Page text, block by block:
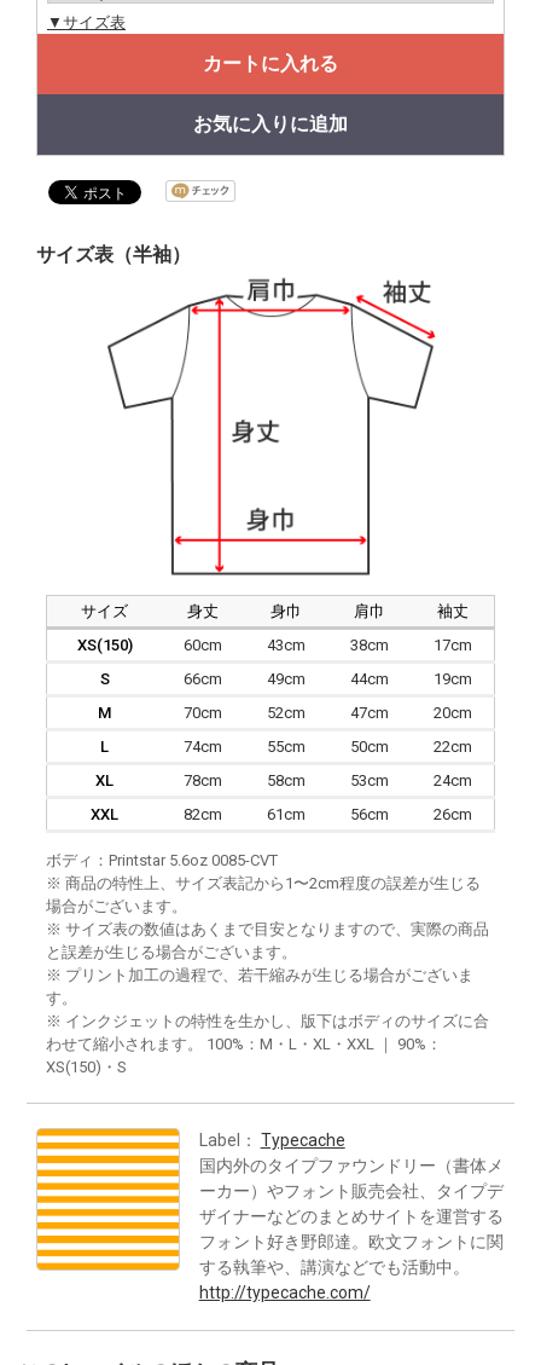
▼サイズ表
カートに入れる
お気に入りに追加
サイズ表（半袖）
サイズ 身丈 身巾 肩巾
袖丈
XS(150)
60cm 43cm 38cm
17cm
S
66cm 49cm 44cm
19cm
M
70cm 52cm 47cm
20cm
L
74cm 55cm 50cm
22cm
XL
78cm 58cm 53cm
24cm
XXL
82cm 61cm 56cm 26cm
ボディ：Printstar 5.6oz 0085-CVT
※ 商品の特性上、サイズ表記から1〜2cm程度の誤差が生じる
場合がございます。
※ サイズ表の数値はあくまで目安となりますので、実際の商品
と誤差が生じる場合がございます。
※ プリント加工の過程で、若干縮みが生じる場合がございま
す。
※ インクジェットの特性を生かし、版下はボディのサイズに合
わせて縮小されます。 100%：M・L・XL・XXL ｜ 90%：
XS(150)・S
Label： Typecache
国内外のタイプファウンドリー（書体メ
ーカー）やフォント販売会社、タイプデ
ザイナーなどのまとめサイトを運営する
フォント好き野郎達。欧文フォントに関
する執筆や、講演などでも活動中。
http://typecache.com/